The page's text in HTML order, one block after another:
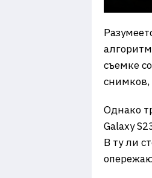
съемке
снимков,
Однако
Galaxy
В ту ли